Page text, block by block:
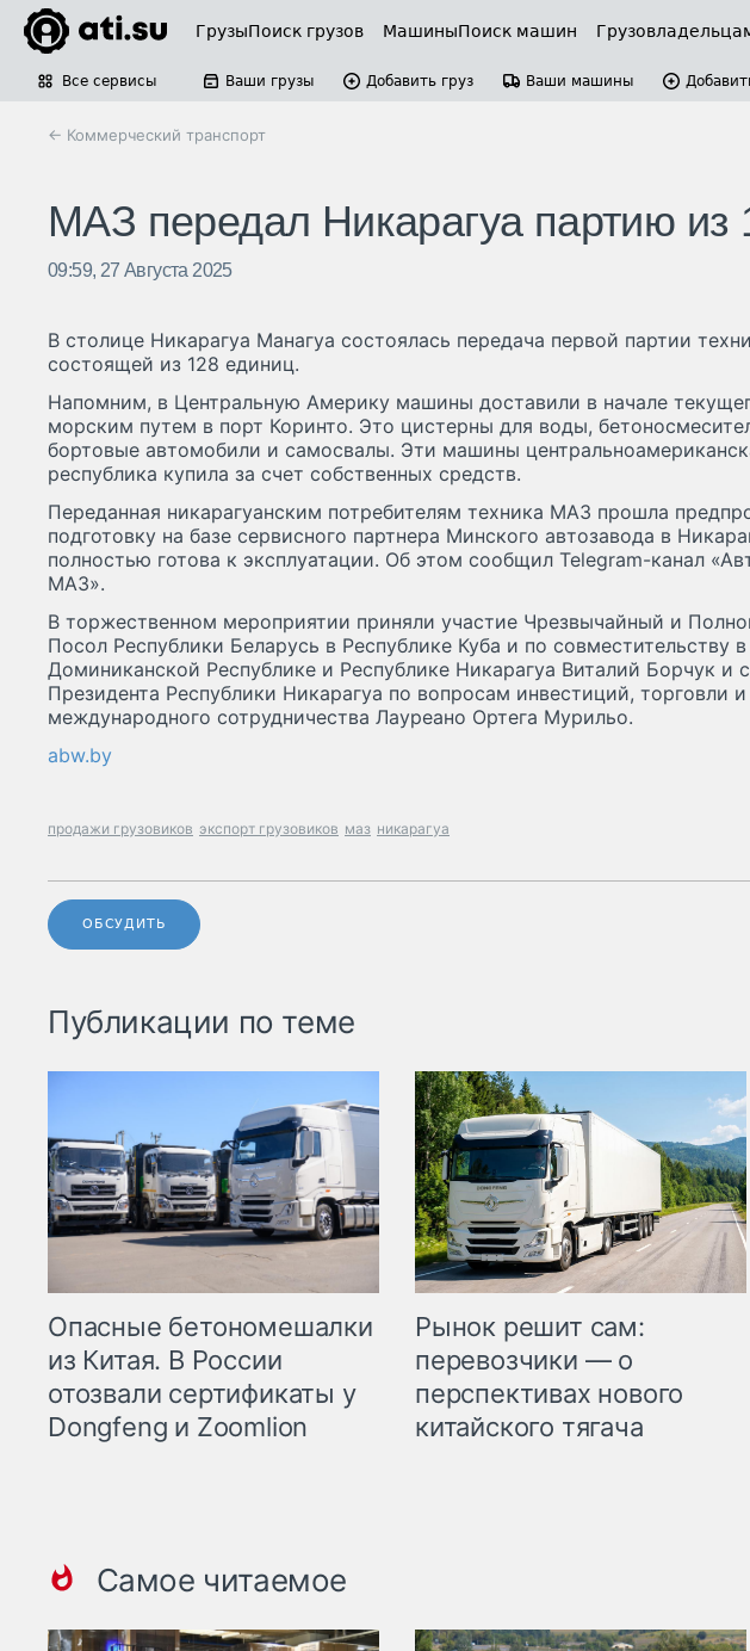
ГрузыПоиск грузов МашиныПоиск машин
Все сервисы Ваши грузы Добавить груз Ваши машины
← Коммерческий транспорт
МАЗ передал Никарагуа партию из
09:59, 27 Августа 2025
В столице Никарагуа Манагуа состоялась передача первой партии
состоящей из 128 единиц.
Напомним, в Центральную Америку машины доставили в начале
морским путем в порт Коринто. Это цистерны для воды,
бортовые автомобили и самосвалы. Эти машины
республика купила за счет собственных средств.
Переданная никарагуанским потребителям техника МАЗ прошла
подготовку на базе сервисного партнера Минского автозавода в
полностью готова к эксплуатации. Об этом сообщил Telegram-канал
МАЗ».
В торжественном мероприятии приняли участие Чрезвычайный и
Посол Республики Беларусь в Республике Куба и по совместительству в
Доминиканской Республике и Республике Никарагуа Виталий Борчук и
Президента Республики Никарагуа по вопросам инвестиций, торговли и
международного сотрудничества Лауреано Ортега Мурильо.
abw.by
продажи грузовиков экспорт грузовиков маз никарагуа
ОБСУДИТЬ
Публикации по теме
Опасные бетономешалки
из Китая. В России
отозвали сертификаты у
Dongfeng и Zoomlion
Рынок решит сам:
перевозчики — о
перспективах нового
китайского тягача
Самое читаемое